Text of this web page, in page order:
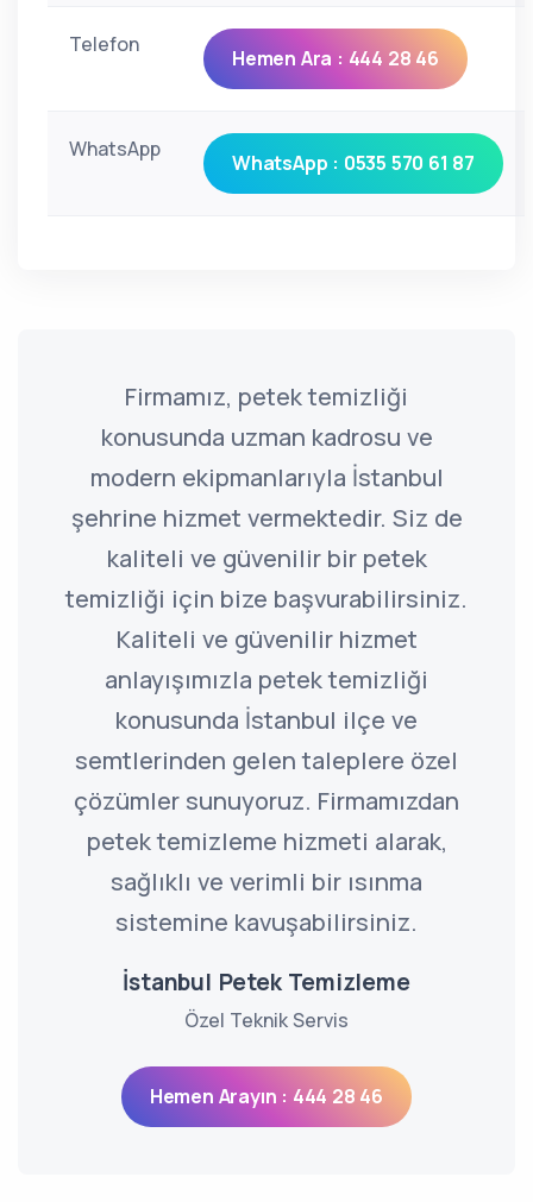
Telefon
Hemen Ara : 444 28 46
WhatsApp
WhatsApp : 0535 570 61 87
Firmamız, petek temizliği
konusunda uzman kadrosu ve
modern ekipmanlarıyla İstanbul
şehrine hizmet vermektedir. Siz de
kaliteli ve güvenilir bir petek
temizliği için bize başvurabilirsiniz.
Kaliteli ve güvenilir hizmet
anlayışımızla petek temizliği
konusunda İstanbul ilçe ve
semtlerinden gelen taleplere özel
çözümler sunuyoruz. Firmamızdan
petek temizleme hizmeti alarak,
sağlıklı ve verimli bir ısınma
sistemine kavuşabilirsiniz.
İstanbul Petek Temizleme
Özel Teknik Servis
Hemen Arayın : 444 28 46